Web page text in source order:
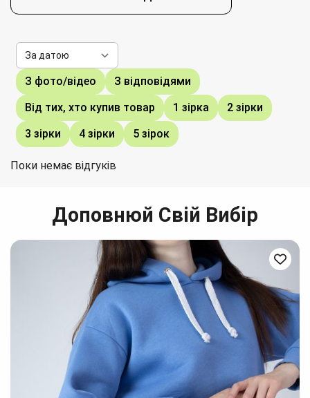
З фото/відео
З відповідями
Від тих, хто купив товар
1 зірка
2 зірки
3 зірки
4 зірки 5 зірок
Поки немає відгуків
Доповнюй Свій Вибір